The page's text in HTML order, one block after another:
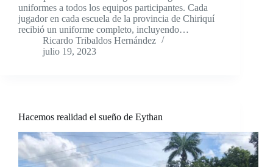
uniformes a todos los equipos participantes. Cada
jugador en cada escuela de la provincia de Chiriquí
recibió un uniforme completo, incluyendo…
Ricardo Tribaldos Hernández
julio 19, 2023
Hacemos realidad el sueño de Eythan